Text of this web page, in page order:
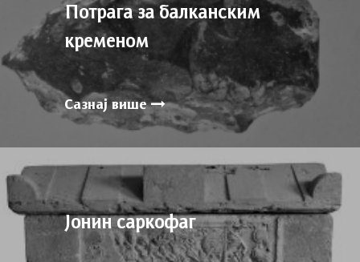
Потрага за балканским
кременом
Сазнај више
Јонин cаркофаг